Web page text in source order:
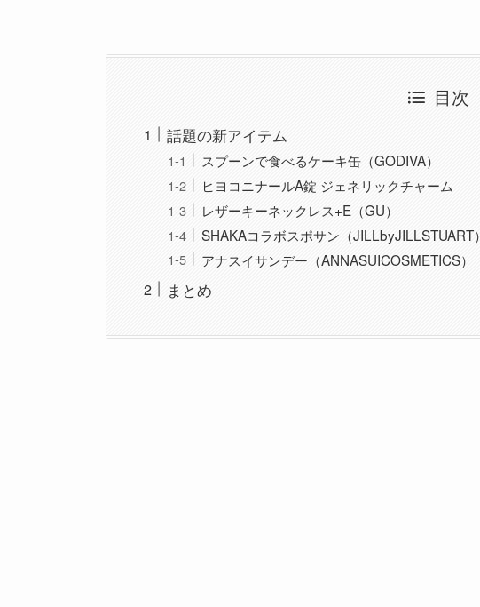
目次
話題の新アイテム
スプーンで食べるケーキ缶（GODIVA）
ヒヨコニナールA錠 ジェネリックチャーム
レザーキーネックレス+E（GU）
SHAKAコラボスポサン（JILLbyJILLSTUART）
アナスイサンデー（ANNASUICOSMETICS）
まとめ